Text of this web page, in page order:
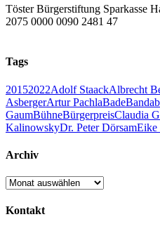
Töster Bürgerstiftung Sparkasse
2075 0000 0090 2481 47
Tags
20152022Adolf StaackAlbrecht
AsbergerArtur PachlaBade
GaumBühneBürgerpreisClaudia
KalinowskyDr. Peter DörsamEike
Archiv
Archiv
Kontakt